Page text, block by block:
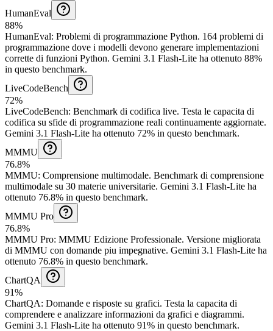
HumanEval
88%
HumanEval: Problemi di programmazione Python. 164 problemi di
programmazione dove i modelli devono generare implementazioni
corrette di funzioni Python. Gemini 3.1 Flash-Lite ha ottenuto 88%
in questo benchmark.
LiveCodeBench
72%
LiveCodeBench: Benchmark di codifica live. Testa le capacita di
codifica su sfide di programmazione reali continuamente aggiornate.
Gemini 3.1 Flash-Lite ha ottenuto 72% in questo benchmark.
MMMU
76.8%
MMMU: Comprensione multimodale. Benchmark di comprensione
multimodale su 30 materie universitarie. Gemini 3.1 Flash-Lite ha
ottenuto 76.8% in questo benchmark.
MMMU Pro
76.8%
MMMU Pro: MMMU Edizione Professionale. Versione migliorata
di MMMU con domande piu impegnative. Gemini 3.1 Flash-Lite ha
ottenuto 76.8% in questo benchmark.
ChartQA
91%
ChartQA: Domande e risposte su grafici. Testa la capacita di
comprendere e analizzare informazioni da grafici e diagrammi.
Gemini 3.1 Flash-Lite ha ottenuto 91% in questo benchmark.